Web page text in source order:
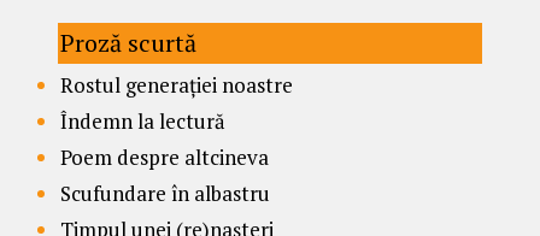
Proză scurtă
Rostul generației noastre
Îndemn la lectură
Poem despre altcineva
Scufundare în albastru
Timpul unei (re)nașteri